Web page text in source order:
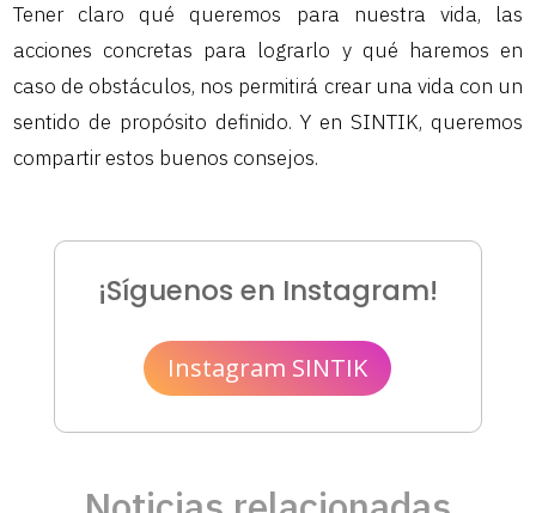
Tener claro qué queremos para nuestra vida, las
acciones concretas para lograrlo y qué haremos en
caso de obstáculos, nos permitirá crear una vida con un
sentido de propósito definido. Y en SINTIK, queremos
compartir estos buenos consejos.
¡Síguenos en Instagram!
Instagram SINTIK